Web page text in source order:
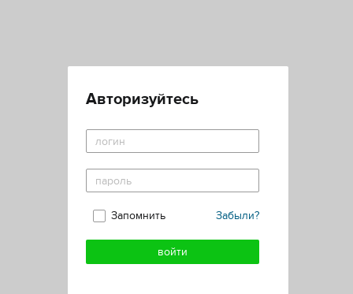
Авторизуйтесь
Забыли?
Запомнить